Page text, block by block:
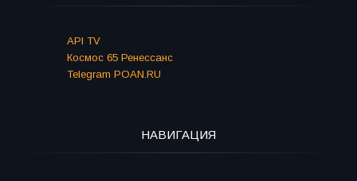
API TV
Космос 65 Ренессанс
Telegram POAN.RU
НАВИГАЦИЯ